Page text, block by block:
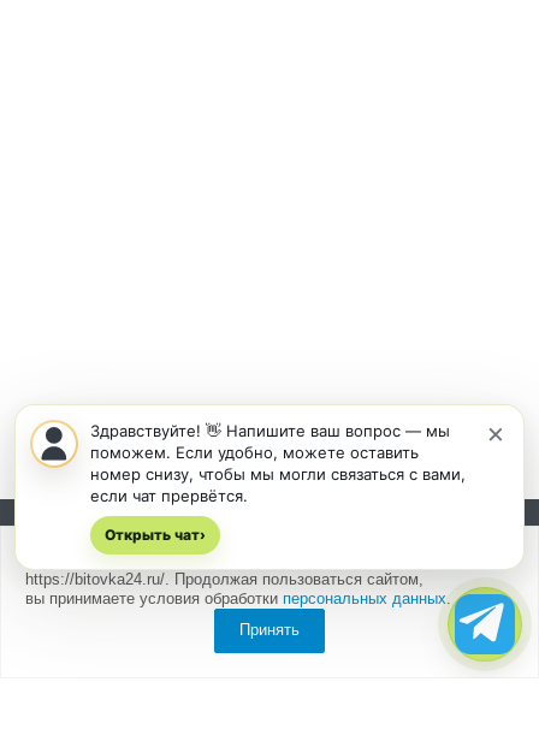
Подписывайтесь на новости и акции:
используем cookiesдля быстрой и удобной работы сайта
https://bitovka24.ru/. Продолжая пользоваться сайтом,
вы принимаете условия обработки персональных данных.
Принять
×
Здравствуйте! 👋 Напишите ваш вопрос — мы
поможем. Если удобно, можете оставить
номер снизу, чтобы мы могли связаться с вами,
если чат прервётся.
Открыть чат›